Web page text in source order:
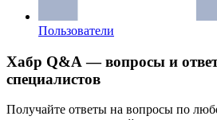
Пользователи
Хабр Q&A — вопросы и
специалистов
Получайте ответы на вопросы по